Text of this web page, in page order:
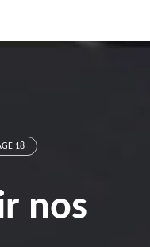
18
nos